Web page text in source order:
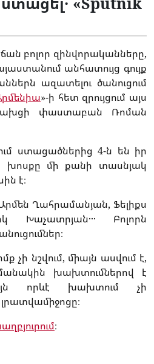
բոլոր զինվորականները,
անհատույց գույք
ազատելու ծանուցում
»-ի հետ զրույցում այս
փաստաբան Ռոման
ստացածներից 4-ն են իր
խոսքը մի քանի տասնյակ
է։
Ղահրամանյան, Ֆելիքս
Խաչատրյան․․․ Բոլորն
չի նշվում, միայն ասվում է,
խախտումներով է
որևէ խախտում չի
լրատվամիջոցը։
։